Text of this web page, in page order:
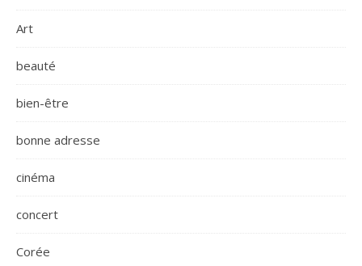
Art
beauté
bien-être
bonne adresse
cinéma
concert
Corée